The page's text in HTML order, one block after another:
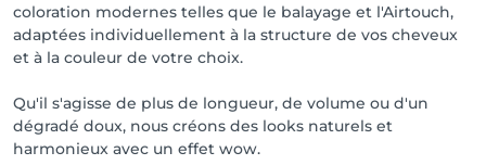
coloration modernes telles que le balayage et l'Airtouch,
adaptées individuellement à la structure de vos cheveux
et à la couleur de votre choix.
Qu'il s'agisse de plus de longueur, de volume ou d'un
dégradé doux, nous créons des looks naturels et
harmonieux avec un effet wow.